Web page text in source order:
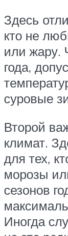
Здесь
кто не
или жару.
года,
суровые
Второй
климат.
для тех,
морозы
сезонов
Иногда